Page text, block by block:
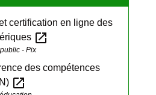
certification en ligne des
open_in_new
- Pix
des compétences
open_in_new